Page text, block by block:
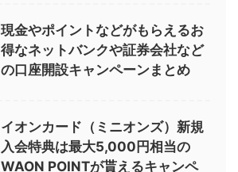
現金やポイントなどがもらえるお
得なネットバンクや証券会社など
の口座開設キャンペーンまとめ
イオンカード（ミニオンズ）新規
入会特典は最大5,000円相当の
WAON POINTが貰えるキャンペ